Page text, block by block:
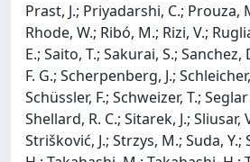
Prast, J.; Priyadarshi, C.; Prouza,
Rhode, W.; Ribó, M.; Rizi, V.;
E.; Saito, T.; Sakurai, S.; Sanchez,
F. G.; Scherpenberg, J.;
Schüssler, F.; Schweizer, T.;
Shellard, R. C.; Sitarek, J.; Sliusar,
Strišković, J.; Strzys, M.; Suda, Y.;